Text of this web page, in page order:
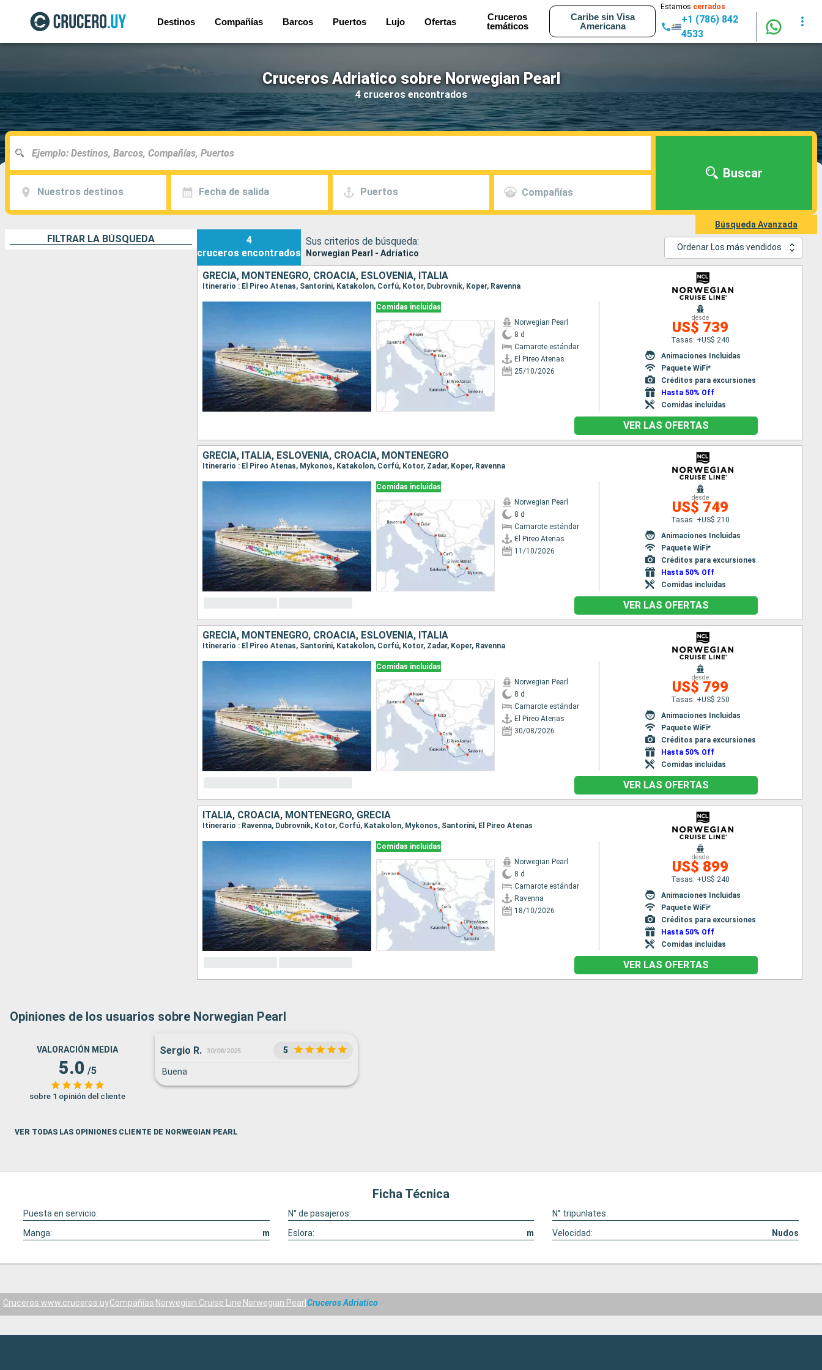
Destinos Compañías Barcos Puertos Lujo Ofertas
Cruceros
temáticos
Caribe sin Visa
Americana
Estamos cerrados
+1 (786) 842
4533
Cruceros Adriatico sobre Norwegian Pearl
4 cruceros encontrados
Nuestros destinos Fecha de salida Puertos Compañías
Buscar
Búsqueda Avanzada
FILTRAR LA BÚSQUEDA
4
cruceros encontrados
Sus criterios de búsqueda:
Norwegian Pearl - Adriatico
Ordenar Los más vendidos
GRECIA, MONTENEGRO, CROACIA, ESLOVENIA, ITALIA
Itinerario : El Pireo Atenas, Santoríni, Katakolon, Corfú, Kotor, Dubrovnik, Koper, Ravenna
Comidas incluidas
Norwegian Pearl
8 d
Camarote estándar
El Pireo Atenas
25/10/2026
desde
US$ 739
Tasas: +US$ 240
Animaciones Incluidas
Paquete WiFi*
Créditos para excursiones
Hasta 50% Off
Comidas incluidas
VER LAS OFERTAS
GRECIA, ITALIA, ESLOVENIA, CROACIA, MONTENEGRO
Itinerario : El Pireo Atenas, Mykonos, Katakolon, Corfú, Kotor, Zadar, Koper, Ravenna
Comidas incluidas
Norwegian Pearl
8 d
Camarote estándar
El Pireo Atenas
11/10/2026
desde
US$ 749
Tasas: +US$ 210
Animaciones Incluidas
Paquete WiFi*
Créditos para excursiones
Hasta 50% Off
Comidas incluidas
VER LAS OFERTAS
GRECIA, MONTENEGRO, CROACIA, ESLOVENIA, ITALIA
Itinerario : El Pireo Atenas, Santoríni, Katakolon, Corfú, Kotor, Zadar, Koper, Ravenna
Comidas incluidas
Norwegian Pearl
8 d
Camarote estándar
El Pireo Atenas
30/08/2026
desde
US$ 799
Tasas: +US$ 250
Animaciones Incluidas
Paquete WiFi*
Créditos para excursiones
Hasta 50% Off
Comidas incluidas
VER LAS OFERTAS
ITALIA, CROACIA, MONTENEGRO, GRECIA
Itinerario : Ravenna, Dubrovnik, Kotor, Corfú, Katakolon, Mykonos, Santoríni, El Pireo Atenas
Comidas incluidas
Norwegian Pearl
8 d
Camarote estándar
Ravenna
18/10/2026
desde
US$ 899
Tasas: +US$ 240
Animaciones Incluidas
Paquete WiFi*
Créditos para excursiones
Hasta 50% Off
Comidas incluidas
VER LAS OFERTAS
Opiniones de los usuarios sobre Norwegian Pearl
VALORACIÓN MEDIA
5.0 /5
sobre 1 opinión del cliente
Sergio R. 30/08/2025 5
Buena
VER TODAS LAS OPINIONES CLIENTE DE NORWEGIAN PEARL
Ficha Técnica
Puesta en servicio: N° de pasajeros:
N° tripunlates:
Manga:
m Eslora: m Velocidad: Nudos
Cruceros www.cruceros.uyCompañías Norwegian Cruise Line Norwegian Pearl Cruceros Adriatico